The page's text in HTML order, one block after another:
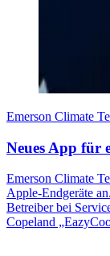
Emerson Climate
Neues App für
Emerson Climate
Apple-Endgeräte
Betreiber bei
Copeland